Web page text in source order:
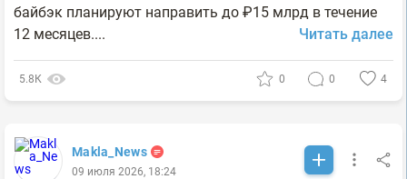
байбэк планируют направить до ₽15 млрд в течение
12 месяцев....
Читать далее
5.8К 0 0 4
Makla_News
09 июля 2026, 18:24